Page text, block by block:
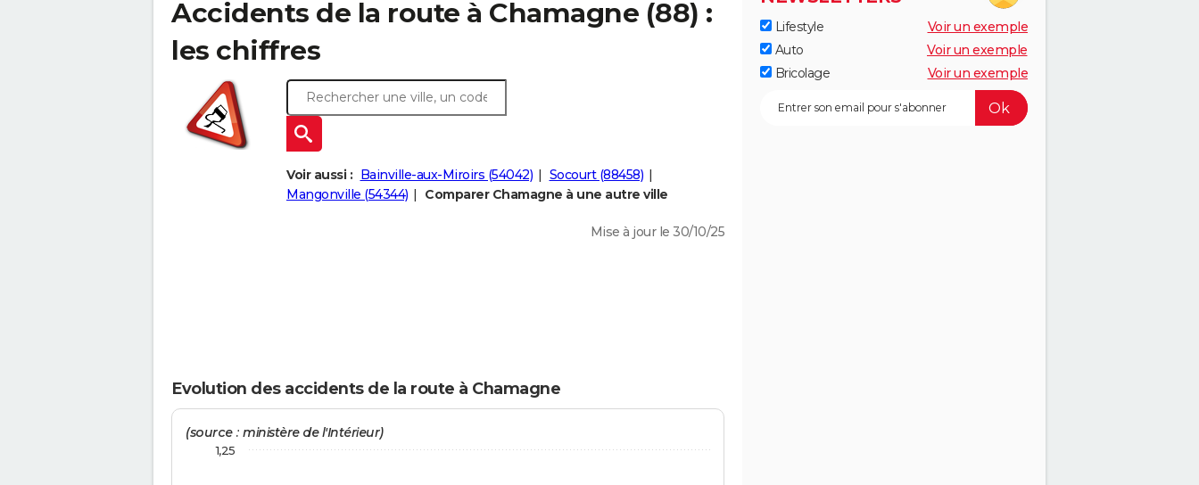
Accidents de la route à Chamagne (88) :
les chiffres
Voir aussi : Bainville-aux-Miroirs (54042)
Socourt (88458)
Mangonville (54344)
Comparer Chamagne à une autre ville
Mise à jour le 30/10/25
Evolution des accidents de la route à Chamagne
(source : ministère de l'Intérieur)
1,25
Lifestyle
Voir un exemple
Auto
Voir un exemple
Bricolage
Voir un exemple